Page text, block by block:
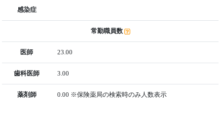
感染症
常勤職員数
医師 23.00
歯科医師 3.00
薬剤師 0.00 ※保険薬局の検索時のみ人数表示